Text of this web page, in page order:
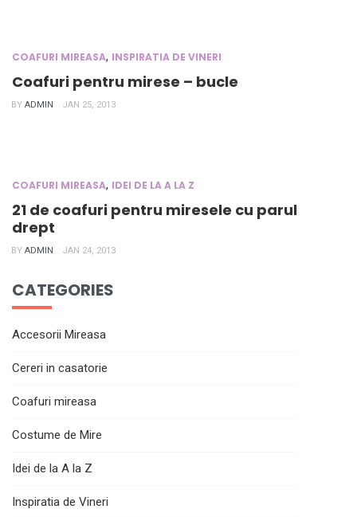
COAFURI MIREASA, INSPIRATIA DE VINERI
Coafuri pentru mirese – bucle
BY ADMIN JAN 25, 2013
COAFURI MIREASA, IDEI DE LA A LA Z
21 de coafuri pentru miresele cu parul
drept
BY ADMIN JAN 24, 2013
CATEGORIES
Accesorii Mireasa
Cereri in casatorie
Coafuri mireasa
Costume de Mire
Idei de la A la Z
Inspiratia de Vineri